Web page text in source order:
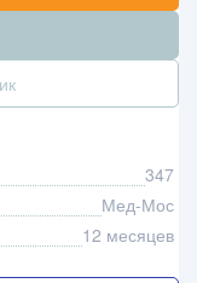
347
Мед-Мос
12 месяцев